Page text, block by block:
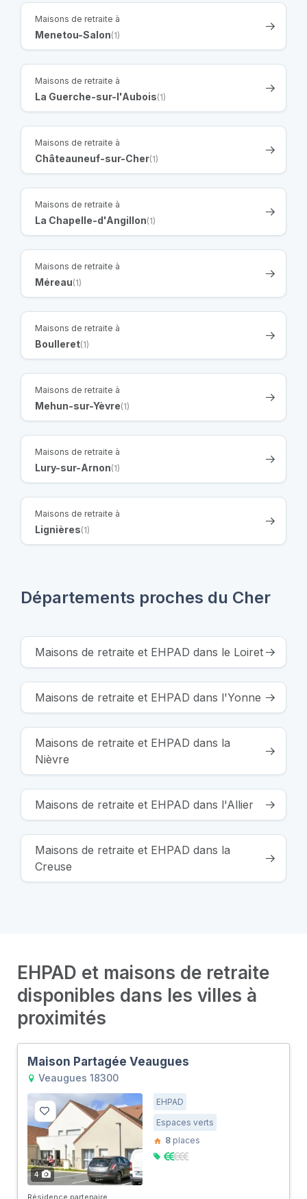
Maisons de retraite à
Menetou-Salon(1)
Maisons de retraite à
La Guerche-sur-l'Aubois(1)
Maisons de retraite à
Châteauneuf-sur-Cher(1)
Maisons de retraite à
La Chapelle-d'Angillon(1)
Maisons de retraite à
Méreau(1)
Maisons de retraite à
Boulleret(1)
Maisons de retraite à
Mehun-sur-Yèvre(1)
Maisons de retraite à
Lury-sur-Arnon(1)
Maisons de retraite à
Lignières(1)
Départements proches du Cher
Maisons de retraite et EHPAD dans le Loiret
Maisons de retraite et EHPAD dans l'Yonne
Maisons de retraite et EHPAD dans la
Nièvre
Maisons de retraite et EHPAD dans l'Allier
Maisons de retraite et EHPAD dans la
Creuse
EHPAD et maisons de retraite
disponibles dans les villes à
proximités
Maison Partagée Veaugues
Veaugues 18300
4
EHPAD
Espaces verts
8 places
Résidence partenaire